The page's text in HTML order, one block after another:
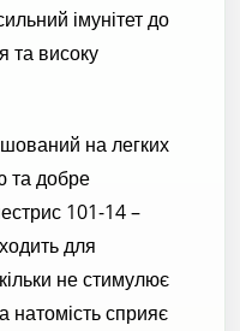
імунітет до
та високу
на легких
та добре
101-14 –
для
не стимулює
натомість сприяє